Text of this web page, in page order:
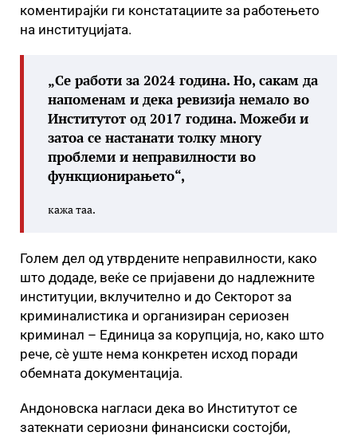
коментирајќи ги констатациите за работењето
на институцијата.
„Се работи за 2024 година. Но, сакам да
напоменам и дека ревизија немало во
Институтот од 2017 година. Можеби и
затоа се настанати толку многу
проблеми и неправилности во
функционирањето“,
кажа таа.
Голем дел од утврдените неправилности, како
што додаде, веќе се пријавени до надлежните
институции, вклучително и до Секторот за
криминалистика и организиран сериозен
криминал – Единица за корупција, но, како што
рече, сè уште нема конкретен исход поради
обемната документација.
Андоновска нагласи дека во Институтот се
затекнати сериозни финансиски состојби,